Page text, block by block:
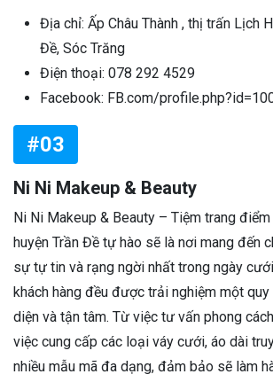
Địa chỉ: Ấp Châu Thành , thị trấn Lịch
Đề, Sóc Trăng
Điện thoại: 078 292 4529
Facebook: FB.com/
#03
Ni Ni Makeup & Beauty
Ni Ni Makeup & Beauty – Tiệm trang
huyện Trần Đề tự hào sẽ là nơi mang đến
sự tự tin và rạng ngời nhất trong ngày
khách hàng đều được trải nghiệm một
diện và tận tâm. Từ việc tư vấn phong
việc cung cấp các loại váy cưới, áo dài
nhiều mẫu mã đa dạng, đảm bảo sẽ làm